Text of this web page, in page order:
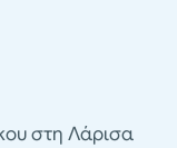
στη Λάρισα